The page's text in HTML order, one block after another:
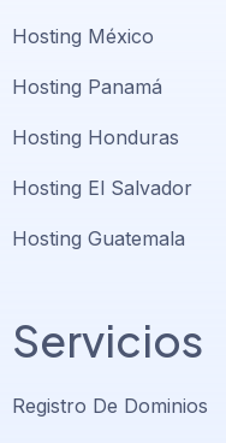
Hosting México
Hosting Panamá
Hosting Honduras
Hosting El Salvador
Hosting Guatemala
Servicios
Registro De Dominios